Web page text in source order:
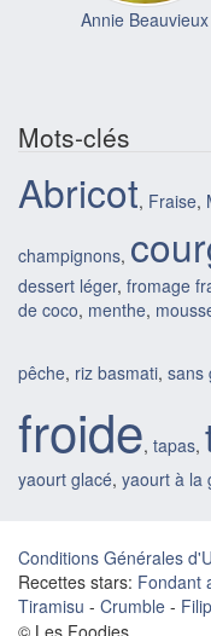
Annie Beauvieux
Mots-clés
Abricot, Fraise,
champignons,
dessert léger, fromage
de coco, menthe,
pêche, riz basmati, sans
froide, tapas,
yaourt glacé, yaourt à la
Conditions Générales
Recettes stars: Fondant
Tiramisu - Crumble -
© Les Foodies